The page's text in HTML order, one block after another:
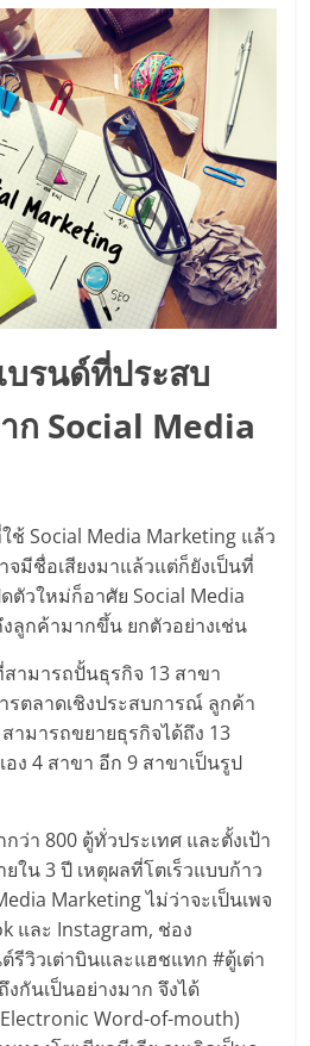
รนด์ที่ประสบ
ก Social Media
Social Media Marketing แล้ว
มีชื่อเสียงมาแล้วแต่ก็ยังเป็นที่
ตัวใหม่ก็อาศัย Social Media
ลูกค้ามากขึ้น ยกตัวอย่างเช่น
ามารถปั้นธุรกิจ 13 สาขา
รตลาดเชิงประสบการณ์ ลูกค้า
ามารถขยายธุรกิจได้ถึง 13
อง 4 สาขา อีก 9 สาขาเป็นรูป
ว่า 800 ตู้ทั่วประเทศ และตั้งเป้า
ใน 3 ปี เหตุผลที่โตเร็วแบบก้าว
Marketing ไม่ว่าจะเป็นเพจ
และ Instagram, ช่อง
รีวิวเต่าบินและแฮชแทก #ตู้เต่า
กันเป็นอย่างมาก จึงได้
Word-of-mouth)